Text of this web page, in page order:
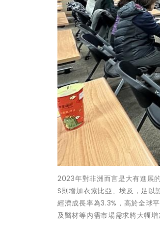
2023年對非洲而言是大有進展
S則增加衣索比亞、埃及，足
經濟成長率為3.3%，高於全球
及醫材等內需市場需求將大幅增